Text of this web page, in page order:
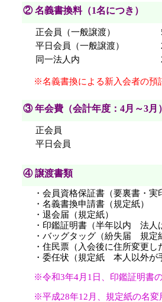
② 名義書換料（1名につき）
正会員（一般譲渡）
平日会員（一般譲渡）
同一法人内
※名義書換による新入会者の預
③ 年会費（会計年度：4月～3
正会員
平日会員
④ 譲渡書類
・会員資格保証書（要裏書・実
・名義書換申請書（規定紙）
・退会届（規定紙）
・印鑑証明書（半年以内 法人
・バッグタッグ（紛失届 規定
・住民票（入会後に住所変更し
・委任状（規定紙 本人以外が
※令和3年4月1日、印鑑証明書
※平成28年12月、規定紙の名変